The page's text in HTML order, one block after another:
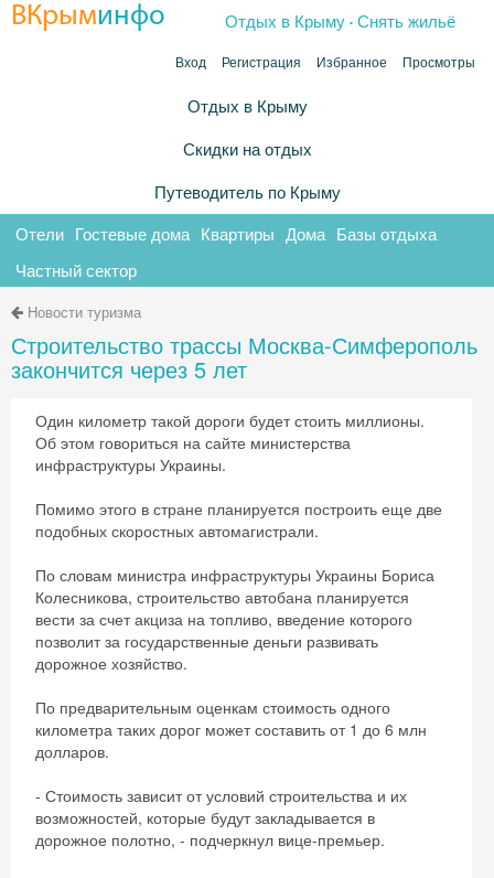
ВКрыминфо Отдых в Крыму .Снять жильё
Вход Регистрация Избранное Просмотры
Отдых в Крыму
Скидки на отдых
Путеводитель по Крыму
Отели Гостевые дома Квартиры Дома Базы отдыха
Частный сектор
Новости туризма
Строительство трассы Москва-Симферополь
закончится через 5 лет
Один километр такой дороги будет стоить миллионы.
Об этом говориться на сайте министерства
инфраструктуры Украины.
Помимо этого в стране планируется построить еще две
подобных скоростных автомагистрали.
По словам министра инфраструктуры Украины Бориса
Колесникова, строительство автобана планируется
вести за счет акциза на топливо, введение которого
позволит за государственные деньги развивать
дорожное хозяйство.
По предварительным оценкам стоимость одного
километра таких дорог может составить от 1 до 6 млн
долларов.
- Стоимость зависит от условий строительства и их
возможностей, которые будут закладывается в
дорожное полотно, - подчеркнул вице-премьер.